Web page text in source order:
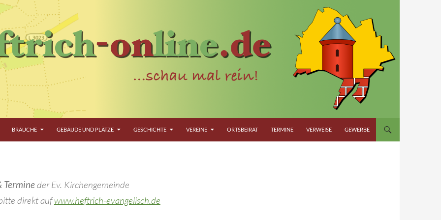
BRÄUCHE GEBÄUDE UND PLÄTZE GESCHICHTE VEREINE ORTSBEIRAT TERMINE VERWEISE GEWERBE
Termineder Ev. Kirchengemeinde
direkt aufwww.heftrich-evangelisch.de